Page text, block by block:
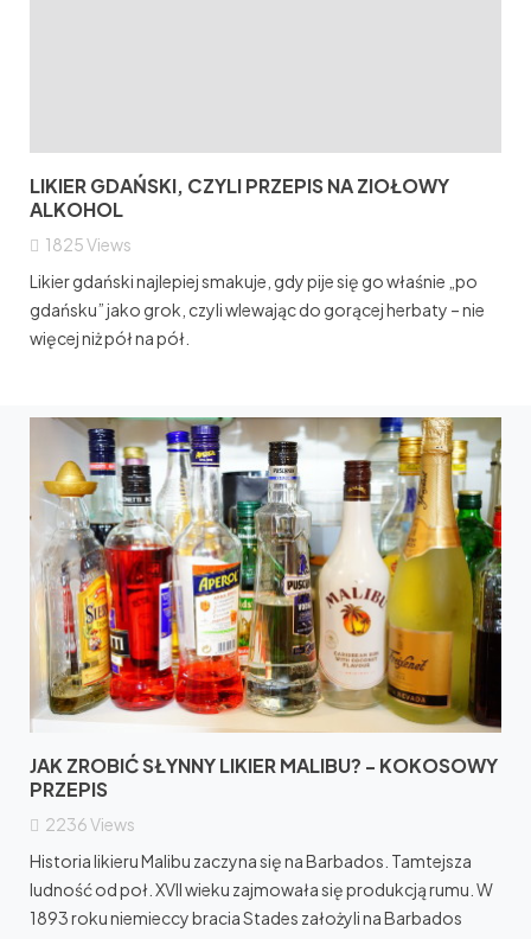
LIKIER GDAŃSKI, CZYLI PRZEPIS NA ZIOŁOWY
ALKOHOL
1825Views
Likier gdański najlepiej smakuje, gdy pije się go właśnie „po
gdańsku” jako grok, czyli wlewając do gorącej herbaty – nie
więcej niż pół na pół.
JAK ZROBIĆ SŁYNNY LIKIER MALIBU? - KOKOSOWY
PRZEPIS
2236Views
Historia likieru Malibu zaczyna się na Barbados. Tamtejsza
ludność od poł. XVII wieku zajmowała się produkcją rumu. W
1893 roku niemieccy bracia Stades założyli na Barbados